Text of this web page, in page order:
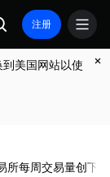
注册
美国网站以使
所每周交易量创下